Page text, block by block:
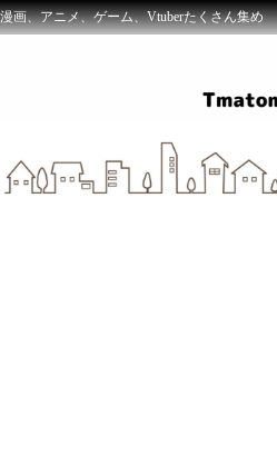
漫画、アニメ、ゲーム、Vtuberたくさん集め